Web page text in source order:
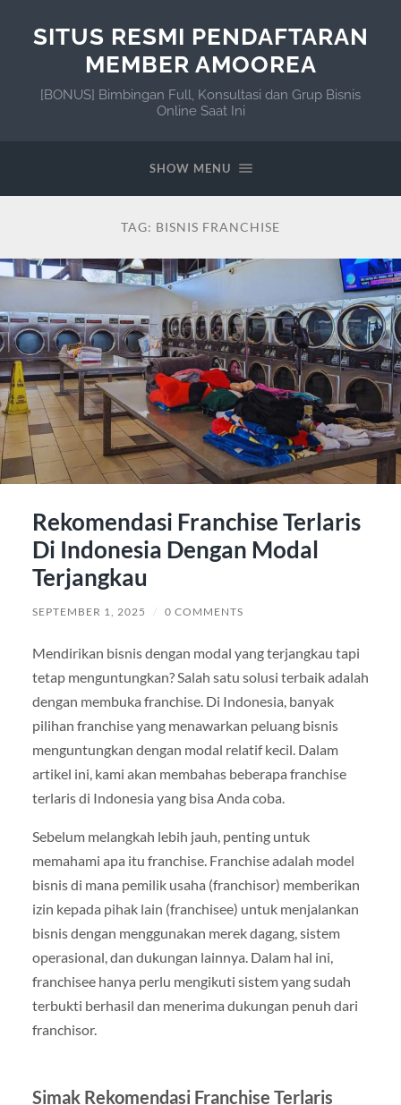
SITUS RESMI PENDAFTARAN
MEMBER AMOOREA
[BONUS] Bimbingan Full, Konsultasi dan Grup Bisnis
Online Saat Ini
SHOW MENU
TAG: BISNIS FRANCHISE
Rekomendasi Franchise Terlaris
Di Indonesia Dengan Modal
Terjangkau
SEPTEMBER 1, 2025 / 0 COMMENTS
Mendirikan bisnis dengan modal yang terjangkau tapi
tetap menguntungkan? Salah satu solusi terbaik adalah
dengan membuka franchise. Di Indonesia, banyak
pilihan franchise yang menawarkan peluang bisnis
menguntungkan dengan modal relatif kecil. Dalam
artikel ini, kami akan membahas beberapa franchise
terlaris di Indonesia yang bisa Anda coba.
Sebelum melangkah lebih jauh, penting untuk
memahami apa itu franchise. Franchise adalah model
bisnis di mana pemilik usaha (franchisor) memberikan
izin kepada pihak lain (franchisee) untuk menjalankan
bisnis dengan menggunakan merek dagang, sistem
operasional, dan dukungan lainnya. Dalam hal ini,
franchisee hanya perlu mengikuti sistem yang sudah
terbukti berhasil dan menerima dukungan penuh dari
franchisor.
Simak Rekomendasi Franchise Terlaris